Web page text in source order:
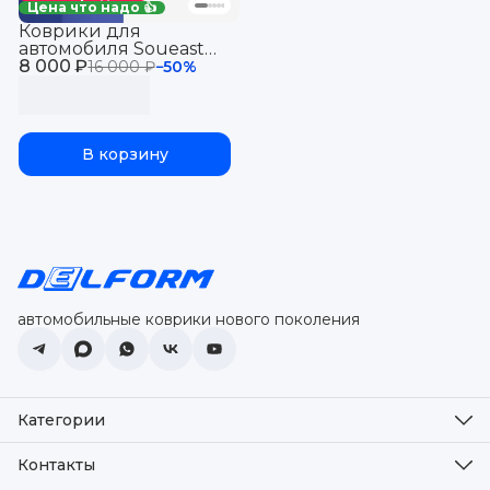
Цена что надо 👍
8 000 ₽16 000 ₽−50%
Коврики для
автомобиля Soueast
S09 (2024-), Соуист С09
В корзину
автомобильные коврики нового поколения
Категории
Оплата
Доставка
Контакты